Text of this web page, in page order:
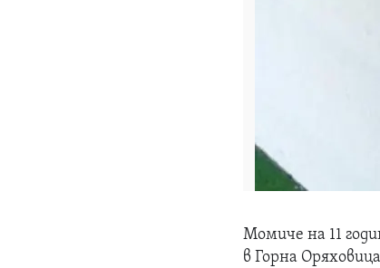
Момиче на 11
в Горна